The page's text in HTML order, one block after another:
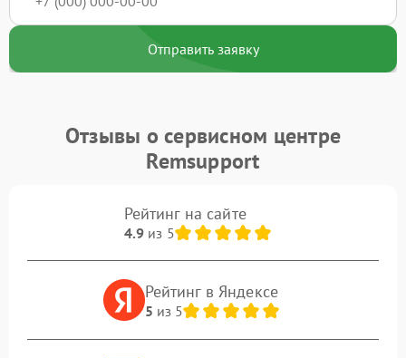
Отправить заявку
Отзывы о сервисном центре
Remsupport
Рейтинг на сайте
4.9из 5
Рейтинг в Яндексе
5 из 5